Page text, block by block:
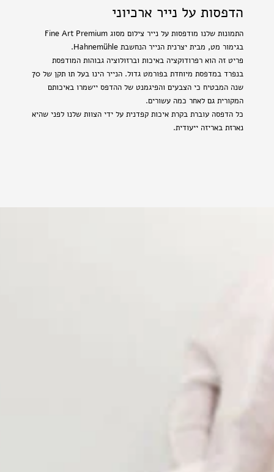
הדפסות על נייר ארכיוני
התמונות שלנו מודפסות על נייר צילום מסוג Fine Art Premium
בגימור מט, מבית יצרנית הנייר הנחשבת Hahnemühle.
פריט זה הוא רפרודוקציה באיכות וברזולוציה גבוהות המודפסת
בנפרד במדפסת מיוחדת בפורמט גדול. הנייר הינו בעל תו תקן של 70
שנה המבטיח כי הצבעים והפיגמנט של ההדפס יישמרו באיכותם
המקורית גם לאחר כמה עשורים.
כל הדפסה עוברת בקרת איכות קפדנית על ידי הצוות שלנו לפני שהיא
נארזת באריזה ייעודית.